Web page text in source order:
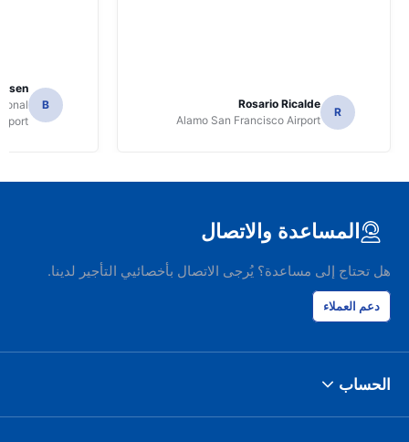
R
Rosario Ricalde
Alamo San Francisco Airport
B
المساعدة والاتصال
هل تحتاج إلى مساعدة؟ يُرجى الاتصال بأخصائيي التأجير لدينا.
دعم العملاء
الحساب